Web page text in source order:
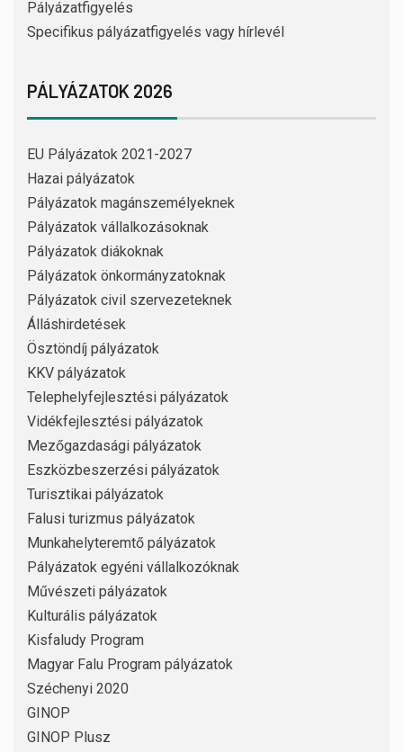
Pályázatfigyelés
Specifikus pályázatfigyelés vagy hírlevél
PÁLYÁZATOK 2026
EU Pályázatok 2021-2027
Hazai pályázatok
Pályázatok magánszemélyeknek
Pályázatok vállalkozásoknak
Pályázatok diákoknak
Pályázatok önkormányzatoknak
Pályázatok civil szervezeteknek
Álláshirdetések
Ösztöndíj pályázatok
KKV pályázatok
Telephelyfejlesztési pályázatok
Vidékfejlesztési pályázatok
Mezőgazdasági pályázatok
Eszközbeszerzési pályázatok
Turisztikai pályázatok
Falusi turizmus pályázatok
Munkahelyteremtő pályázatok
Pályázatok egyéni vállalkozóknak
Művészeti pályázatok
Kulturális pályázatok
Kisfaludy Program
Magyar Falu Program pályázatok
Széchenyi 2020
GINOP
GINOP Plusz